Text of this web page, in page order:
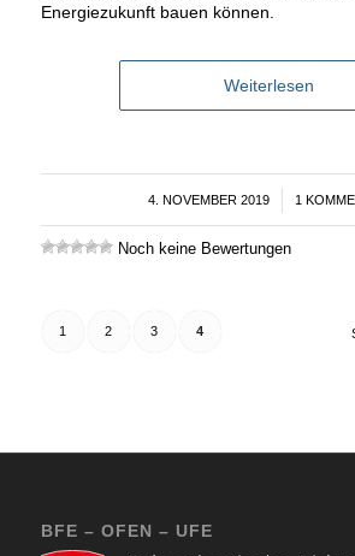
Energiezukunft bauen können.
Weiterlesen
4. NOVEMBER 2019
/ 1
Noch keine Bewertungen
1 2 3 4
BFE – OFEN – UFE